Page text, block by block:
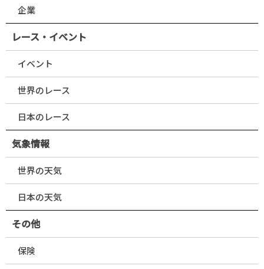
企業
レース・イベント
イベント
世界のレース
日本のレース
気象情報
世界の天気
日本の天気
その他
保険